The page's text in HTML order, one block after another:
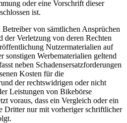
oder eine Vorschrift dieser
ist.
von sämtlichen Ansprüchen
der Verletzung von deren Rechten
Nutzermaterialien auf
sonstigen Werbematerialien geltend
neben Schadensersatzforderungen
Kosten für die
der rechtswidrigen oder nicht
Leistungen von Bikebörse
voraus, dass ein Vergleich oder ein
Dritter nur mit vorheriger schriftlicher